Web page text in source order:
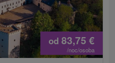
od 83,75 €
/noc/osoba